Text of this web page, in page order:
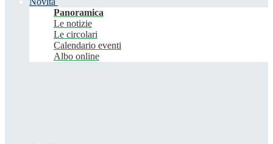
Panoramica
Le notizie
Le circolari
Calendario eventi
Albo online